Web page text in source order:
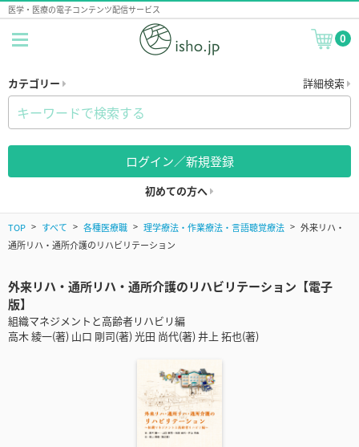
医学・医療の電子コンテンツ配信サービス
0
カテゴリー 詳細検索
ログイン／新規登録
初めての方へ
TOP すべて 各種医療職 理学療法・作業療法・言語聴覚療法
外来リハ・
通所リハ・通所介護のリハビリテーション
外来リハ・通所リハ・通所介護のリハビリテーション【電子
版】
組織マネジメントと高齢者リハビリ編
高木 綾一(著) 山口 剛司(著) 光田 尚代(著) 井上 拓也(著)